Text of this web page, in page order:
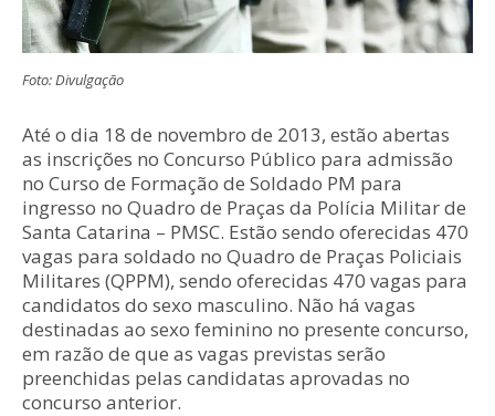
Foto: Divulgação
Até o dia 18 de novembro de 2013, estão abertas
as inscrições no Concurso Público para admissão
no Curso de Formação de Soldado PM para
ingresso no Quadro de Praças da Polícia Militar de
Santa Catarina – PMSC. Estão sendo oferecidas 470
vagas para soldado no Quadro de Praças Policiais
Militares (QPPM), sendo oferecidas 470 vagas para
candidatos do sexo masculino. Não há vagas
destinadas ao sexo feminino no presente concurso,
em razão de que as vagas previstas serão
preenchidas pelas candidatas aprovadas no
concurso anterior.